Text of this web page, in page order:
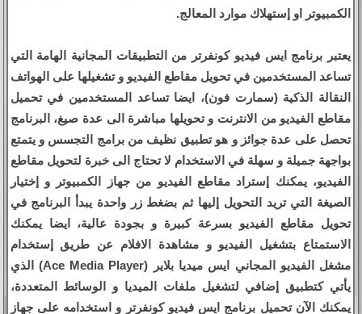
الكمبيوتر او إستهلاك موارد المعالج.
يعتبر برنامج ايس فيديو كونفرتر من التطبيقات المجانية الهامة التي
تساعد المستخدمين في تحويل مقاطع الفيديو و تشغيلها على الهواتف
النقالة الذكية (سمارت فون)، ايضا تساعد المستخدمين في تحميل
مقاطع الفيديو من الانترنت و تحويلها مباشرة الى عدة صيغ، البرنامج
تحصل على عدة جوائز و هو تطبيق نظيف من برامج التجسس و يتمتع
بواجهة جميلة و سهلة في الاستخدام لا تحتاج الى خبرة لتحويل مقاطع
الفيديو، يمكنك إستراد مقاطع الفيديو من جهاز الكمبيوتر و إختيار
الصيغة التي تريد التحويل إليها ثم بضغط زر واحدة يبدأ البرنامج في
تحويل مقاطع الفيديو بسرعة كبيرة و بجودة عالية، ايضا يمكنك
الاستمتاع بتشغيل الفيديو و مشاهدة الافلام عن طريق إستخدام
مشغل الفيديو المجاني ايس ميديا بلاير (Ace Media Player) الذي
يأتي كتطبيق إضافي لتشغيل ملفات الميديا و الوسائط المتعددة،
يمكنك الآن تحميل برنامج ايس فيديو كونفرتر و استخدامه على جهاز